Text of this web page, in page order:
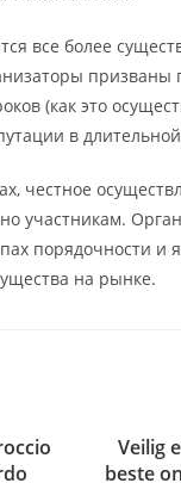
все более
призваны
(как это
в
честное
участникам.
порядочности и
на рынке.
Veilig
beste